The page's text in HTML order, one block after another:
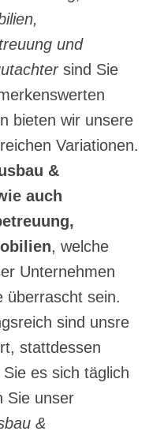
und
sind Sie
bieten wir unsere
Variationen.
&
auch
, welche
Unternehmen
überrascht sein.
sind unsre
stattdessen
es sich täglich
Sie unser
&